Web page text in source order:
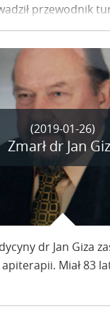
przewodnik
(2019-01-26)
Zmarł dr Jan
dr Jan Giza
Miał 83